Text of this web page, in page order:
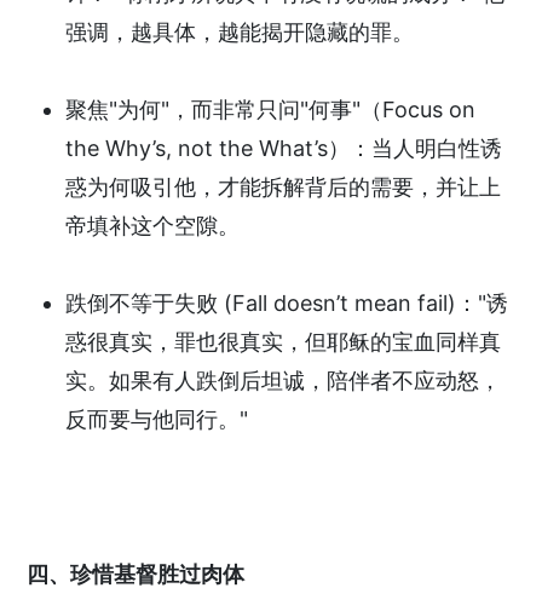
强调，越具体，越能揭开隐藏的罪。
聚焦"为何"，而非常只问"何事"（Focus on
the Why’s, not the What’s）：当人明白性诱
惑为何吸引他，才能拆解背后的需要，并让上
帝填补这个空隙。
跌倒不等于失败 (Fall doesn’t mean fail)："诱
惑很真实，罪也很真实，但耶稣的宝血同样真
实。如果有人跌倒后坦诚，陪伴者不应动怒，
反而要与他同行。"
四、珍惜基督胜过肉体